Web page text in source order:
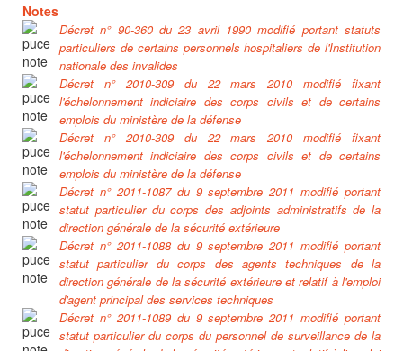
Notes
Décret n° 90-360 du 23 avril 1990 modifié portant statuts
particuliers de certains personnels hospitaliers de l'Institution
nationale des invalides
Décret n° 2010-309 du 22 mars 2010 modifié fixant
l'échelonnement indiciaire des corps civils et de certains
emplois du ministère de la défense
Décret n° 2010-309 du 22 mars 2010 modifié fixant
l'échelonnement indiciaire des corps civils et de certains
emplois du ministère de la défense
Décret n° 2011-1087 du 9 septembre 2011 modifié portant
statut particulier du corps des adjoints administratifs de la
direction générale de la sécurité extérieure
Décret n° 2011-1088 du 9 septembre 2011 modifié portant
statut particulier du corps des agents techniques de la
direction générale de la sécurité extérieure et relatif à l'emploi
d'agent principal des services techniques
Décret n° 2011-1089 du 9 septembre 2011 modifié portant
statut particulier du corps du personnel de surveillance de la